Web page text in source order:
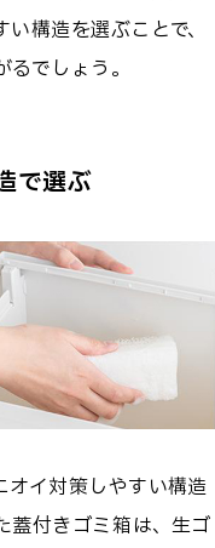
構造を選ぶことで、
でしょう。
で選ぶ
オイ対策しやすい構造
蓋付きゴミ箱は、生ゴ